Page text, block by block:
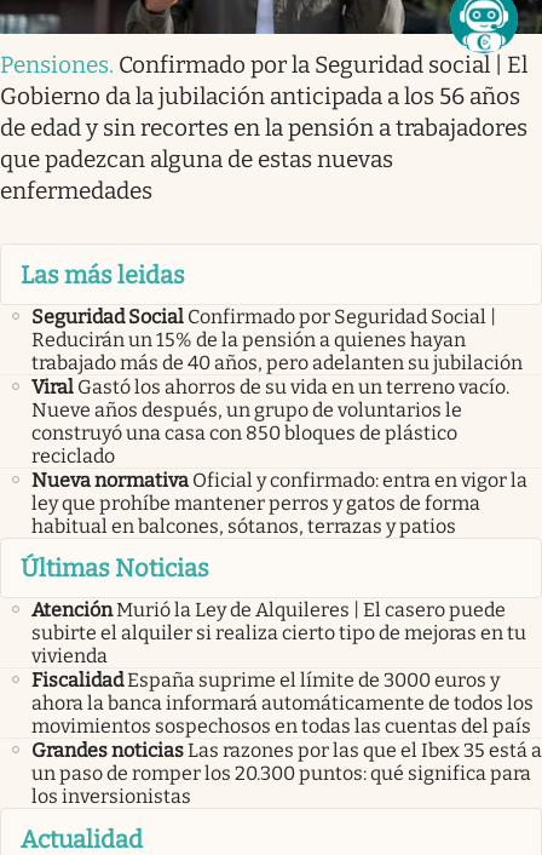
Pensiones. Confirmado por la Seguridad social | El
Gobierno da la jubilación anticipada a los 56 años
de edad y sin recortes en la pensión a trabajadores
que padezcan alguna de estas nuevas
enfermedades
Las más leidas
Seguridad Social Confirmado por Seguridad Social |
Reducirán un 15% de la pensión a quienes hayan
trabajado más de 40 años, pero adelanten su jubilación
Viral Gastó los ahorros de su vida en un terreno vacío.
Nueve años después, un grupo de voluntarios le
construyó una casa con 850 bloques de plástico
reciclado
Nueva normativa Oficial y confirmado: entra en vigor la
ley que prohíbe mantener perros y gatos de forma
habitual en balcones, sótanos, terrazas y patios
Últimas Noticias
AtenciónMurió la Ley de Alquileres | El casero puede
subirte el alquiler si realiza cierto tipo de mejoras en tu
vivienda
FiscalidadEspaña suprime el límite de 3000 euros y
ahora la banca informará automáticamente de todos los
movimientos sospechosos en todas las cuentas del país
Grandes noticiasLas razones por las que el Ibex 35 está a
un paso de romper los 20.300 puntos: qué significa para
los inversionistas
Actualidad